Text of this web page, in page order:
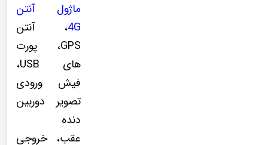
ماژول آنتن
4G، آنتن
GPS، پورت
های USB،
فیش ورودی
تصویر دوربین
دنده
عقب، خروجی